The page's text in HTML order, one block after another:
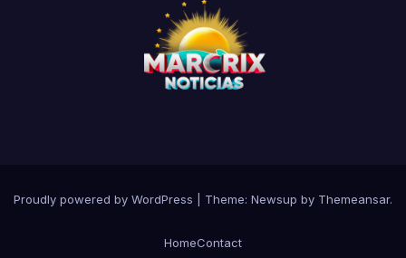
Proudly powered by WordPress Theme: Newsup by Themeansar.
HomeContact